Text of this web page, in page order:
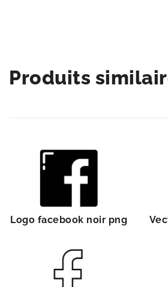
Produits
Logo facebook noir png